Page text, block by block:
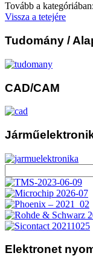
Tovább a kategóriában:
Vissza a tetejére
Tudomány /
CAD/CAM
Elektronet